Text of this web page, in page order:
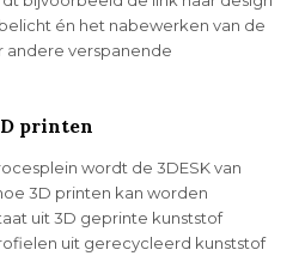
én het nabewerken van de
andere verspanende
printen
wordt de 3DESK van
3D printen kan worden
uit 3D geprinte kunststof
uit gerecycleerd kunststof